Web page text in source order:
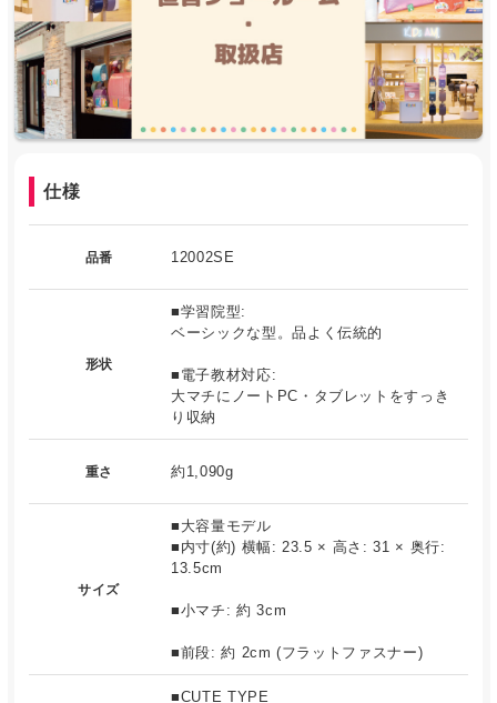
仕様
品番 12002SE
形状
■学習院型:
ベーシックな型。品よく伝統的
■電子教材対応:
大マチにノートPC・タブレットをすっき
り収納
重さ 約1,090g
サイズ
■大容量モデル
■内寸(約) 横幅: 23.5 × 高さ: 31 × 奥行:
13.5cm
■小マチ: 約 3cm
■前段: 約 2cm (フラットファスナー)
■CUTE TYPE